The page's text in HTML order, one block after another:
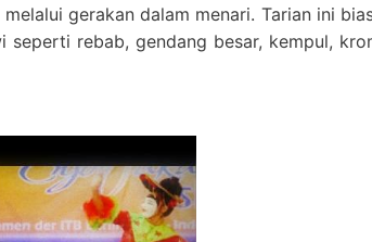
gerakan dalam menari. Tarian ini
rebab, gendang besar, kempul,